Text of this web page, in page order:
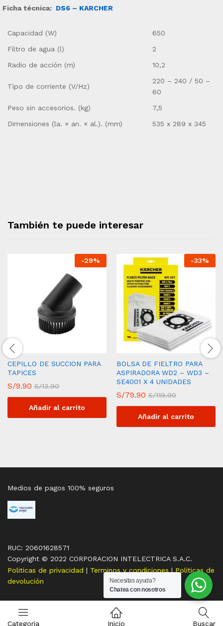
Ficha técnica: DS6 – KARCHER
Capacidad (W)
650
Filtro de agua (l)
2
Radio de acción (m)
10,2
Tipo de corriente (V/Hz)
220 – 240 / 50 –
60
Peso sin accesorios. (kg)
7,5
Dimensiones (la. × an. × al.). (mm)
535 x 289 x 345
También te puede interesar
-29%
CEPILLO DE SUCCION PARA
TAPICES
S/9.90 S/13.90
Añadir al carrito
-33%
BOLSA DE FIELTRO PARA
ASPIRADORA WD2 – WD3 –
SE4001 X 4 UNIDADES
S/79.90 S/119.90
Añadir al carrito
RUC: 20601628571
Copyright © 2022 CORPORACION INTELECTRICA S.A.C.
Medios de pagos 100% seguros
Politicas de privacidad | Terminos y condiciones|Politicas de
devolución
Necesitas ayuda?
Chatea con nosotros
Categoria Inicio Buscar